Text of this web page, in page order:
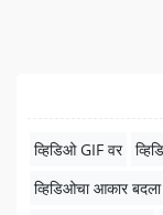
व्हिडिओ GIF वर
व्हिडिओचा आकार बदला